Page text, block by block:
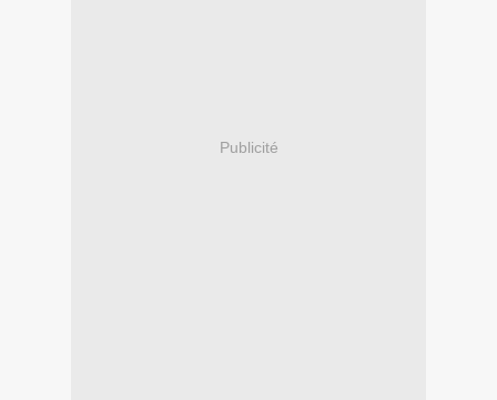
Publicité